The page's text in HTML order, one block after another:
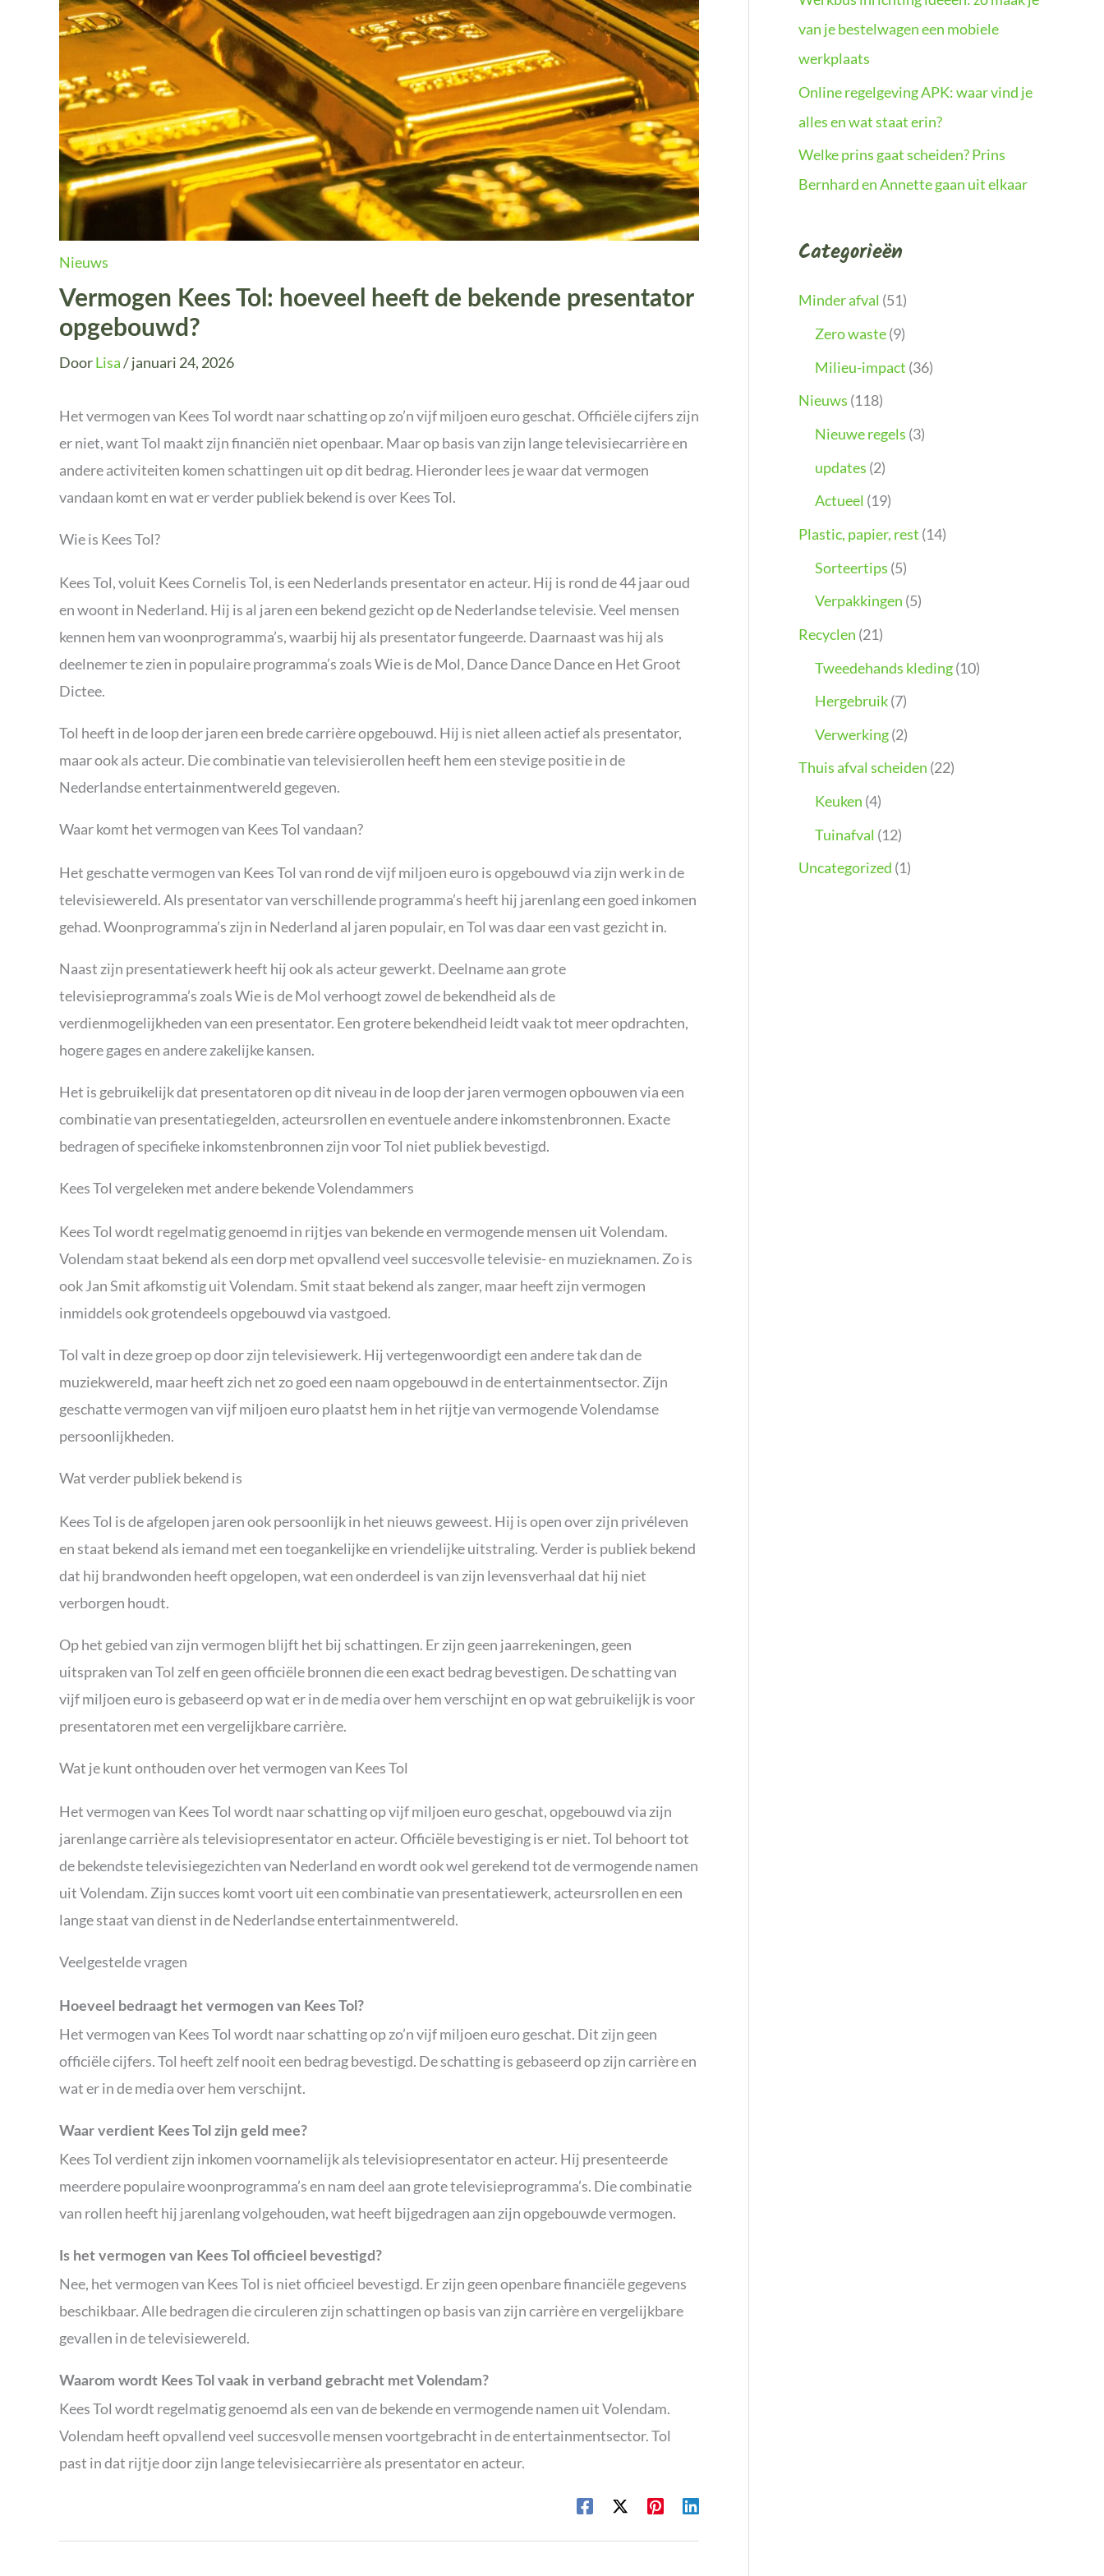
Nieuws
Vermogen Kees Tol: hoeveel heeft de bekende presentator
opgebouwd?
DoorLisa/januari 24, 2026
Het vermogen van Kees Tol wordt naar schatting op zo’n vijf miljoen euro geschat. Officiële cijfers zijn
er niet, want Tol maakt zijn financiën niet openbaar. Maar op basis van zijn lange televisiecarrière en
andere activiteiten komen schattingen uit op dit bedrag. Hieronder lees je waar dat vermogen
vandaan komt en wat er verder publiek bekend is over Kees Tol.
Wie is Kees Tol?
Kees Tol, voluit Kees Cornelis Tol, is een Nederlands presentator en acteur. Hij is rond de 44 jaar oud
en woont in Nederland. Hij is al jaren een bekend gezicht op de Nederlandse televisie. Veel mensen
kennen hem van woonprogramma’s, waarbij hij als presentator fungeerde. Daarnaast was hij als
deelnemer te zien in populaire programma’s zoals Wie is de Mol, Dance Dance Dance en Het Groot
Dictee.
Tol heeft in de loop der jaren een brede carrière opgebouwd. Hij is niet alleen actief als presentator,
maar ook als acteur. Die combinatie van televisierollen heeft hem een stevige positie in de
Nederlandse entertainmentwereld gegeven.
Waar komt het vermogen van Kees Tol vandaan?
Het geschatte vermogen van Kees Tol van rond de vijf miljoen euro is opgebouwd via zijn werk in de
televisiewereld. Als presentator van verschillende programma’s heeft hij jarenlang een goed inkomen
gehad. Woonprogramma’s zijn in Nederland al jaren populair, en Tol was daar een vast gezicht in.
Naast zijn presentatiewerk heeft hij ook als acteur gewerkt. Deelname aan grote
televisieprogramma’s zoals Wie is de Mol verhoogt zowel de bekendheid als de
verdienmogelijkheden van een presentator. Een grotere bekendheid leidt vaak tot meer opdrachten,
hogere gages en andere zakelijke kansen.
Het is gebruikelijk dat presentatoren op dit niveau in de loop der jaren vermogen opbouwen via een
combinatie van presentatiegelden, acteursrollen en eventuele andere inkomstenbronnen. Exacte
bedragen of specifieke inkomstenbronnen zijn voor Tol niet publiek bevestigd.
Kees Tol vergeleken met andere bekende Volendammers
Kees Tol wordt regelmatig genoemd in rijtjes van bekende en vermogende mensen uit Volendam.
Volendam staat bekend als een dorp met opvallend veel succesvolle televisie- en muzieknamen. Zo is
ook Jan Smit afkomstig uit Volendam. Smit staat bekend als zanger, maar heeft zijn vermogen
inmiddels ook grotendeels opgebouwd via vastgoed.
Tol valt in deze groep op door zijn televisiewerk. Hij vertegenwoordigt een andere tak dan de
muziekwereld, maar heeft zich net zo goed een naam opgebouwd in de entertainmentsector. Zijn
geschatte vermogen van vijf miljoen euro plaatst hem in het rijtje van vermogende Volendamse
persoonlijkheden.
Wat verder publiek bekend is
Kees Tol is de afgelopen jaren ook persoonlijk in het nieuws geweest. Hij is open over zijn privéleven
en staat bekend als iemand met een toegankelijke en vriendelijke uitstraling. Verder is publiek bekend
dat hij brandwonden heeft opgelopen, wat een onderdeel is van zijn levensverhaal dat hij niet
verborgen houdt.
Op het gebied van zijn vermogen blijft het bij schattingen. Er zijn geen jaarrekeningen, geen
uitspraken van Tol zelf en geen officiële bronnen die een exact bedrag bevestigen. De schatting van
vijf miljoen euro is gebaseerd op wat er in de media over hem verschijnt en op wat gebruikelijk is voor
presentatoren met een vergelijkbare carrière.
Wat je kunt onthouden over het vermogen van Kees Tol
Het vermogen van Kees Tol wordt naar schatting op vijf miljoen euro geschat, opgebouwd via zijn
jarenlange carrière als televisiopresentator en acteur. Officiële bevestiging is er niet. Tol behoort tot
de bekendste televisiegezichten van Nederland en wordt ook wel gerekend tot de vermogende namen
uit Volendam. Zijn succes komt voort uit een combinatie van presentatiewerk, acteursrollen en een
lange staat van dienst in de Nederlandse entertainmentwereld.
Veelgestelde vragen
Hoeveel bedraagt het vermogen van Kees Tol?
Het vermogen van Kees Tol wordt naar schatting op zo’n vijf miljoen euro geschat. Dit zijn geen
officiële cijfers. Tol heeft zelf nooit een bedrag bevestigd. De schatting is gebaseerd op zijn carrière en
wat er in de media over hem verschijnt.
Waar verdient Kees Tol zijn geld mee?
Kees Tol verdient zijn inkomen voornamelijk als televisiopresentator en acteur. Hij presenteerde
meerdere populaire woonprogramma’s en nam deel aan grote televisieprogramma’s. Die combinatie
van rollen heeft hij jarenlang volgehouden, wat heeft bijgedragen aan zijn opgebouwde vermogen.
Is het vermogen van Kees Tol officieel bevestigd?
Nee, het vermogen van Kees Tol is niet officieel bevestigd. Er zijn geen openbare financiële gegevens
beschikbaar. Alle bedragen die circuleren zijn schattingen op basis van zijn carrière en vergelijkbare
gevallen in de televisiewereld.
Waarom wordt Kees Tol vaak in verband gebracht met Volendam?
Kees Tol wordt regelmatig genoemd als een van de bekende en vermogende namen uit Volendam.
Volendam heeft opvallend veel succesvolle mensen voortgebracht in de entertainmentsector. Tol
past in dat rijtje door zijn lange televisiecarrière als presentator en acteur.
van je bestelwagen een mobiele
werkplaats
Online regelgeving APK: waar vind je
alles en wat staat erin?
Welke prins gaat scheiden? Prins
Bernhard en Annette gaan uit elkaar
Categorieën
Minder afval (51)
Zero waste(9)
Milieu-impact (36)
Nieuws (118)
Nieuwe regels (3)
updates (2)
Actueel (19)
Plastic, papier, rest (14)
Sorteertips (5)
Verpakkingen (5)
Recyclen (21)
Tweedehands kleding(10)
Hergebruik(7)
Verwerking(2)
Thuis afval scheiden (22)
Keuken (4)
Tuinafval (12)
Uncategorized (1)